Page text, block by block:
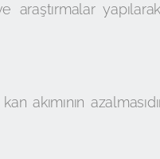
akımının